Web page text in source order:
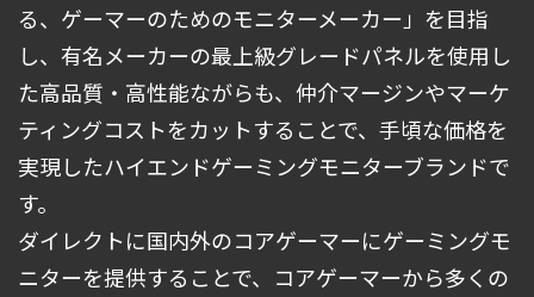
る、ゲーマーのためのモニターメーカー」を目指
し、有名メーカーの最上級グレードパネルを使用し
た高品質・高性能ながらも、仲介マージンやマーケ
ティングコストをカットすることで、手頃な価格を
実現したハイエンドゲーミングモニターブランドで
す。
ダイレクトに国内外のコアゲーマーにゲーミングモ
ニターを提供することで、コアゲーマーから多くの